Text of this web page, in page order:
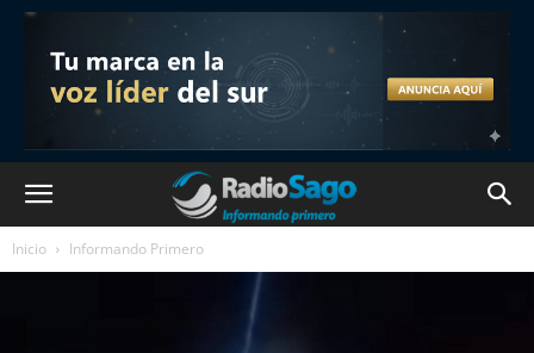
Inicio Informando Primero